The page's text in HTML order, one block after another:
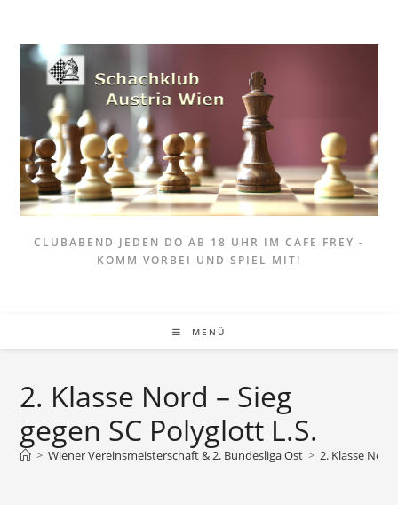
springen
CLUBABEND JEDEN DO AB 18 UHR IM CAFE FREY -
KOMM VORBEI UND SPIEL MIT!
MENÜ
2. Klasse Nord – Sieg
gegen SC Polyglott L.S.
> Wiener Vereinsmeisterschaft & 2. Bundesliga Ost > 2. Klasse Nord